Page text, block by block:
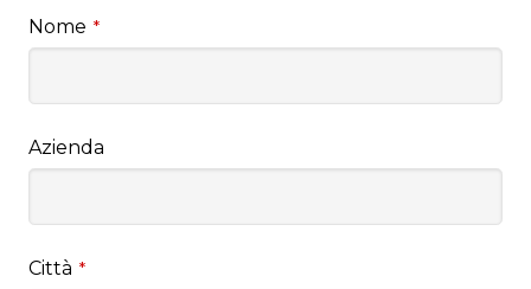
Nome *
Azienda
Città *